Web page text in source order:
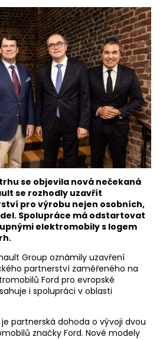
se objevila nová nečekaná
se rozhodly uzavřít
pro výrobu nejen osobních,
Spolupráce má odstartovat
elektromobily s logem
Group oznámily uzavření
partnerství zaměřeného na
Ford pro evropské
i spolupráci v oblasti
partnerská dohoda o vývoji dvou
značky Ford. Nové modely